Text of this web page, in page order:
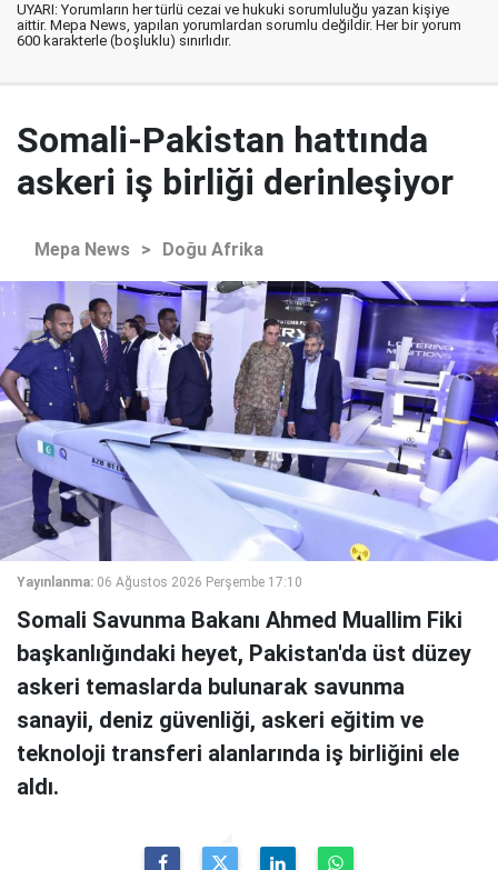
UYARI: Yorumların her türlü cezai ve hukuki sorumluluğu yazan kişiye
aittir. Mepa News, yapılan yorumlardan sorumlu değildir. Her bir yorum
600 karakterle (boşluklu) sınırlıdır.
Somali-Pakistan hattında
askeri iş birliği derinleşiyor
Mepa News > Doğu Afrika
Yayınlanma: 06 Ağustos 2026 Perşembe 17:10
Somali Savunma Bakanı Ahmed Muallim Fiki
başkanlığındaki heyet, Pakistan'da üst düzey
askeri temaslarda bulunarak savunma
sanayii, deniz güvenliği, askeri eğitim ve
teknoloji transferi alanlarında iş birliğini ele
aldı.